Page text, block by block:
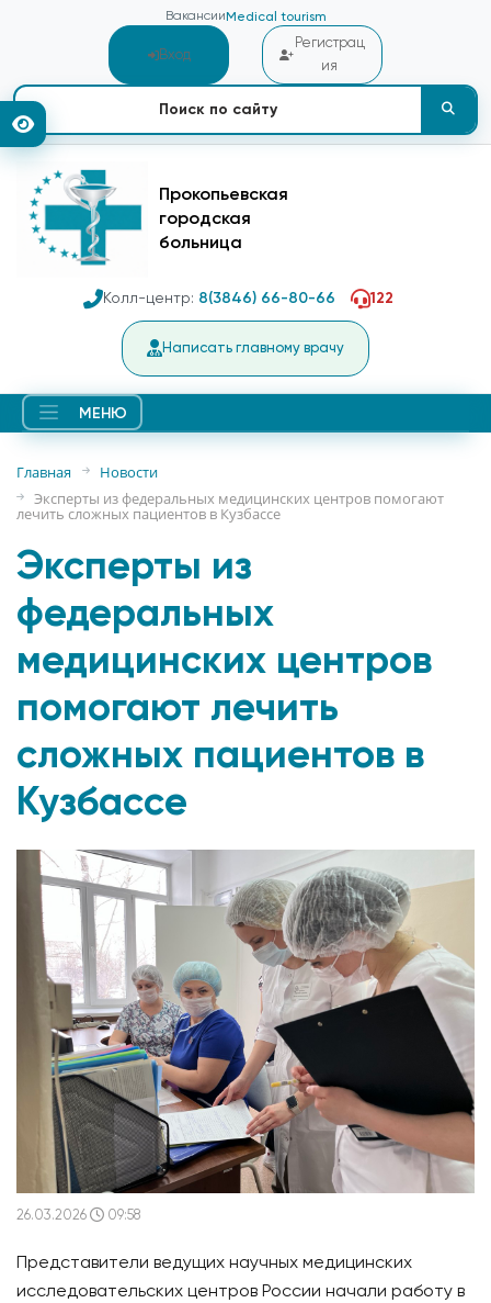
Вакансии Medical tourism
Вход
Регистрац
ия
Прокопьевская
городская
больница
Колл-центр: 8(3846) 66-80-66 122
Написать главному врачу
МЕНЮ
Главная
Новости
Эксперты из федеральных медицинских центров помогают
лечить сложных пациентов в Кузбассе
Эксперты из
федеральных
медицинских центров
помогают лечить
сложных пациентов в
Кузбассе
26.03.2026 09:58
Представители ведущих научных медицинских
исследовательских центров России начали работу в